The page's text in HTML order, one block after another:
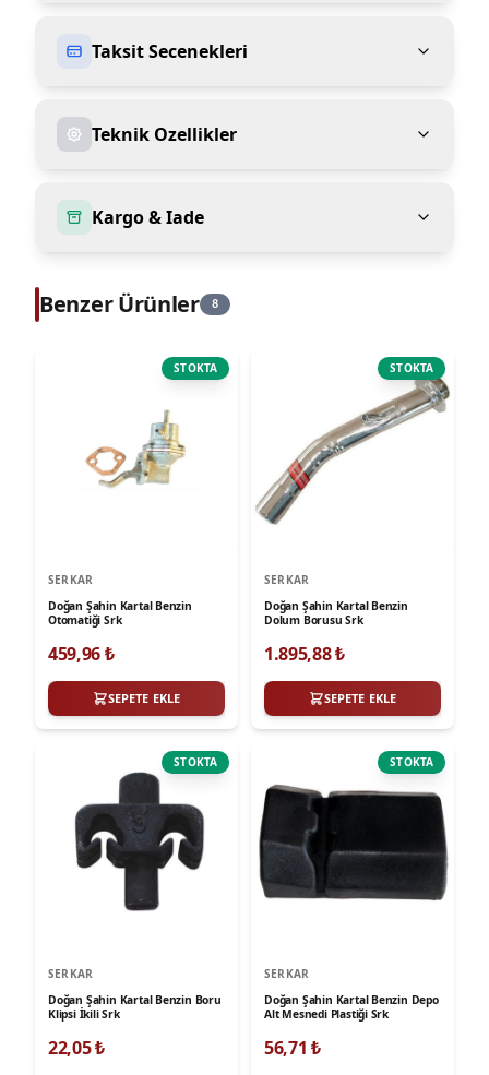
Taksit Secenekleri
Teknik Ozellikler
Kargo & Iade
Benzer Ürünler 8
STOKTA
SERKAR
Doğan Şahin Kartal Benzin
Otomatiği Srk
459,96₺
SEPETE EKLE
STOKTA
SERKAR
Doğan Şahin Kartal Benzin
Dolum Borusu Srk
1.895,88₺
SEPETE EKLE
STOKTA
SERKAR
Doğan Şahin Kartal Benzin Boru
Klipsi İkili Srk
22,05₺
STOKTA
SERKAR
Doğan Şahin Kartal Benzin Depo
Alt Mesnedi Plastiği Srk
56,71 ₺